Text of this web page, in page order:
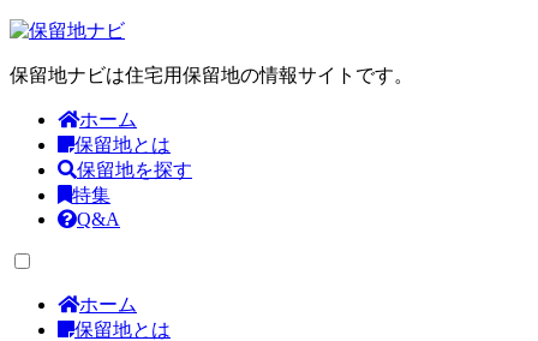
保留地ナビは住宅用保留地の情報サイトです。
ホーム
保留地とは
保留地を探す
特集
Q&A
ホーム
保留地とは